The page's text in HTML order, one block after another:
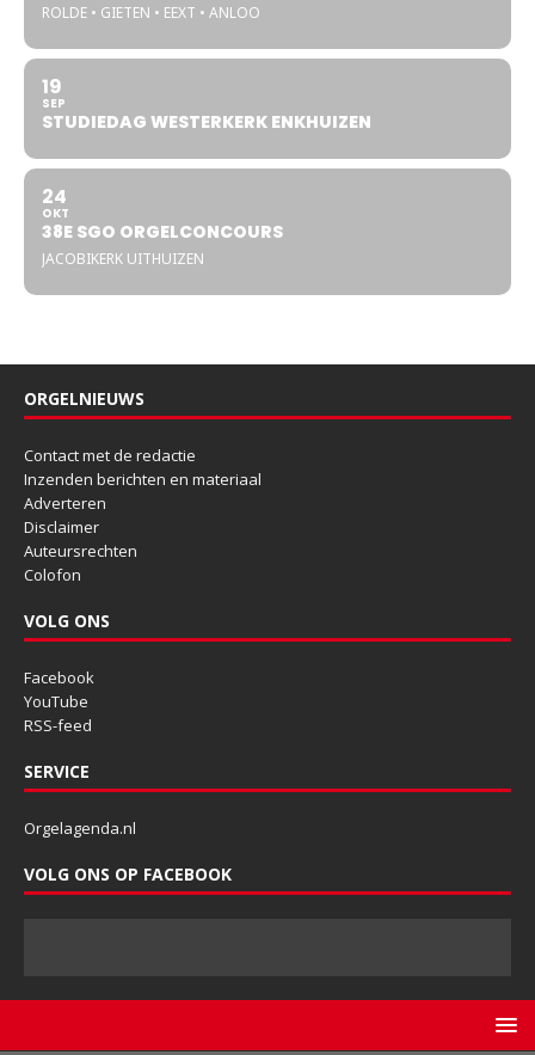
ROLDE • GIETEN • EEXT • ANLOO
19
SEP
STUDIEDAG WESTERKERK ENKHUIZEN
24
OKT
38E SGO ORGELCONCOURS
JACOBIKERK UITHUIZEN
ORGELNIEUWS
Contact met de redactie
Inzenden berichten en materiaal
Adverteren
Disclaimer
Auteursrechten
Colofon
VOLG ONS
Facebook
YouTube
RSS-feed
SERVICE
Orgelagenda.nl
VOLG ONS OP FACEBOOK